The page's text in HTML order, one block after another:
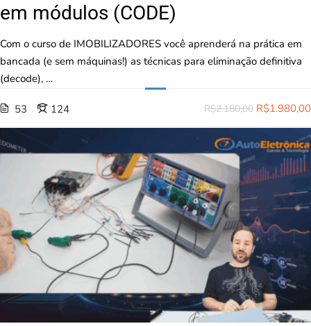
em módulos (CODE)
Com o curso de IMOBILIZADORES você aprenderá na prática em
bancada (e sem máquinas!) as técnicas para eliminação definitiva
(decode), …
53 124 R$2.180,00 R$1.980,00